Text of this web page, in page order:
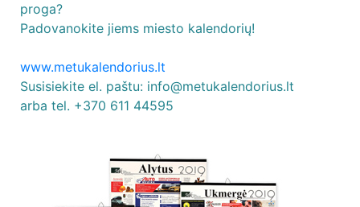
proga?
Padovanokite jiems miesto kalendorių!
www.metukalendorius.lt
Susisiekite el. paštu: info@metukalendorius.lt
arba tel. +370 611 44595